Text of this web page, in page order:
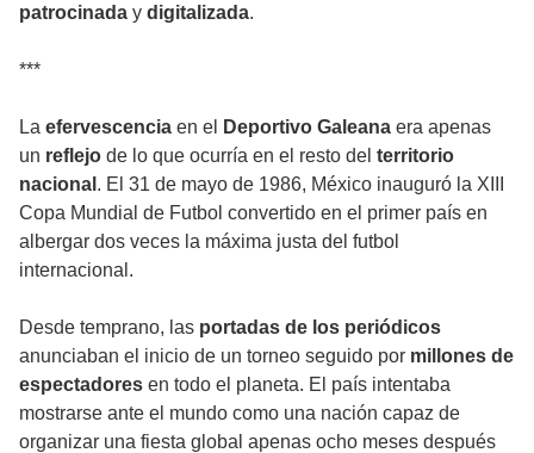
patrocinada y digitalizada.
***
La efervescencia en el Deportivo Galeana era apenas
un reflejo de lo que ocurría en el resto del territorio
nacional . El 31 de mayo de 1986, México inauguró la XIII
Copa Mundial de Futbol convertido en el primer país en
albergar dos veces la máxima justa del futbol
internacional.
Desde temprano, las portadas de los periódicos
anunciaban el inicio de un torneo seguido por millones de
espectadores en todo el planeta. El país intentaba
mostrarse ante el mundo como una nación capaz de
organizar una fiesta global apenas ocho meses después